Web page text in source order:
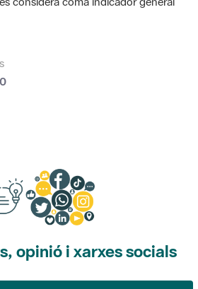
La mitjana de les valoracions és de 0
opinió i xarxes socials